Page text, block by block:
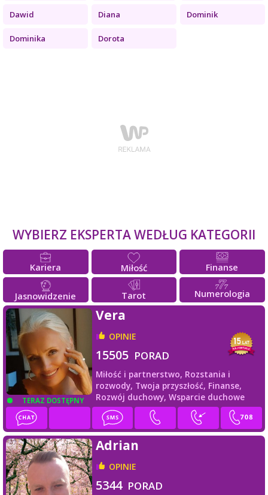
Dawid Diana Dominik
Dominika Dorota
WYBIERZ EKSPERTA WEDŁUG KATEGORII
Kariera Miłość Finanse
Jasnowidzenie Tarot Numerologia
TERAZ DOSTĘPNY
Vera
OPINIE
15505 PORAD
Miłość i partnerstwo, Rozstania i
rozwody, Twoja przyszłość, Finanse,
Rozwój duchowy, Wsparcie duchowe
Adrian
OPINIE
5344 PORAD